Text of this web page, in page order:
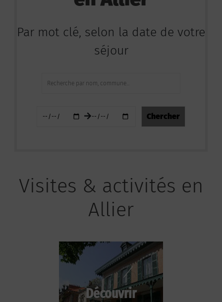
Par mot clé, selon la date de votre
séjour
Visites & activités en
Allier
Découvrir